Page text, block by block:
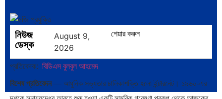
নিউজ
ডেস্ক
August 9,
2026
শেয়ার করুন
প্রতিবেদক: বিডিএস বুলবুল আহমেদ
বিশেষ প্রতিবেদন— আধুনিক সভ্যতার চালিকাশক্তি হলো ইন্টারনেট। ১৯৬০-এর